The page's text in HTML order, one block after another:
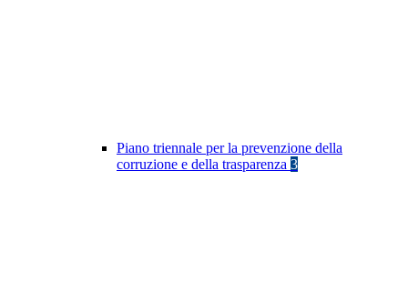
Piano triennale per la prevenzione della
corruzione e della trasparenza 3